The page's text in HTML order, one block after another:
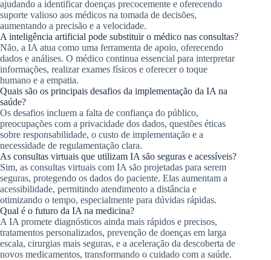
ajudando a identificar doenças precocemente e oferecendo
suporte valioso aos médicos na tomada de decisões,
aumentando a precisão e a velocidade.
A inteligência artificial pode substituir o médico nas consultas?
Não, a IA atua como uma ferramenta de apoio, oferecendo
dados e análises. O médico continua essencial para interpretar
informações, realizar exames físicos e oferecer o toque
humano e a empatia.
Quais são os principais desafios da implementação da IA na
saúde?
Os desafios incluem a falta de confiança do público,
preocupações com a privacidade dos dados, questões éticas
sobre responsabilidade, o custo de implementação e a
necessidade de regulamentação clara.
As consultas virtuais que utilizam IA são seguras e acessíveis?
Sim, as consultas virtuais com IA são projetadas para serem
seguras, protegendo os dados do paciente. Elas aumentam a
acessibilidade, permitindo atendimento a distância e
otimizando o tempo, especialmente para dúvidas rápidas.
Qual é o futuro da IA na medicina?
A IA promete diagnósticos ainda mais rápidos e precisos,
tratamentos personalizados, prevenção de doenças em larga
escala, cirurgias mais seguras, e a aceleração da descoberta de
novos medicamentos, transformando o cuidado com a saúde.